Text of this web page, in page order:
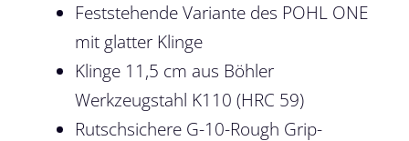
Feststehende Variante des POHL ONE
mit glatter Klinge
Klinge 11,5 cm aus Böhler
Werkzeugstahl K110 (HRC 59)
Rutschsichere G-10-Rough Grip-